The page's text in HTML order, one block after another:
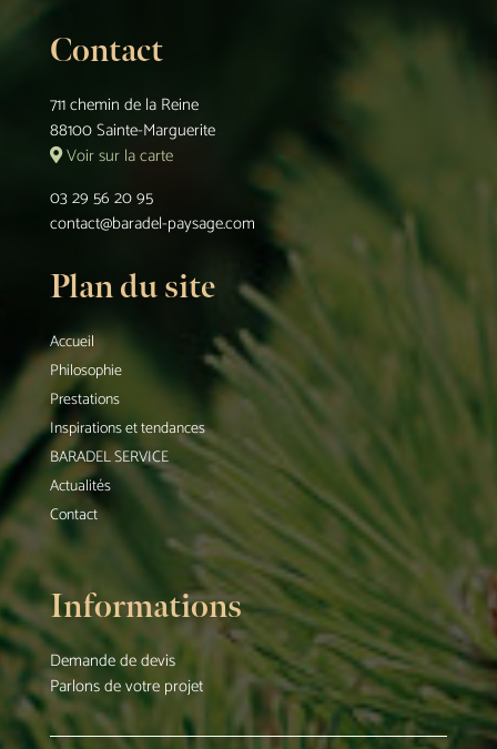
Contact
711 chemin de la Reine
88100 Sainte-Marguerite
Voir sur la carte
03 29 56 20 95
contact@baradel-paysage.com
Plan du site
Accueil
Philosophie
Prestations
Inspirations et tendances
BARADEL SERVICE
Actualités
Contact
Informations
Demande de devis
Parlons de votre projet